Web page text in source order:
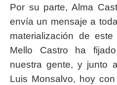
Por su parte, Alma
envía un mensaje a
materialización de
Mello Castro ha
nuestra gente, y junto
Luis Monsalvo, hoy